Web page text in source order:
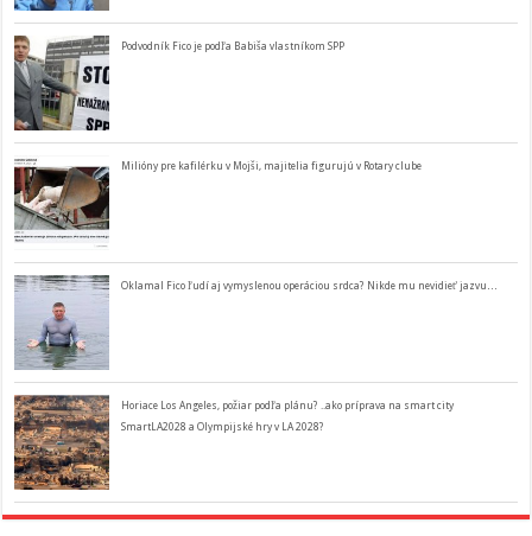
Podvodník Fico je podľa Babiša vlastníkom SPP
Milióny pre kafilérku v Mojši, majitelia figurujú v Rotary clube
Oklamal Fico ľudí aj vymyslenou operáciou srdca? Nikde mu nevidieť jazvu…
Horiace Los Angeles, požiar podľa plánu? ..ako príprava na smart city
SmartLA2028 a Olympijské hry v LA 2028?